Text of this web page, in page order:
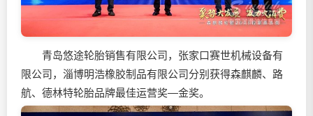
青岛悠途轮胎销售有限公司，张家口赛世机械设备有
限公司，淄博明浩橡胶制品有限公司分别获得森麒麟、路
航、德林特轮胎品牌最佳运营奖—金奖。